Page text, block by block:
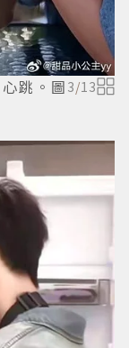
跳。圖 3/13